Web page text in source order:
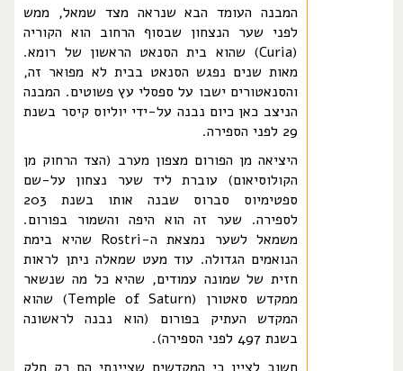
המבנה העומד הבא שנראה מצד שמאל, ממש
לפני שער הנצחון שבסוף הרחוב הוא הקוריה
(Curia) שהוא בית הסנאט הראשון של רומא.
מאות שנים נפגש הסנאט בבית לא מפואר זה,
והסנאטורים ישבו על ספסלי עץ פשוטים. המבנה
הניצב כאן כיום נבנה על-ידי יוליוס קיסר בשנת
29 לפני הספירה.
היציאה מן הפורום מצפון מערב (הצד הרחוק מן
הקולוסיאום) עוברת ליד שער נצחון על-שם
ספטימיוס סברוס שבנה אותו בשנת 203
לספירה. שער זה הוא היפה והשמור בפורום.
משמאל לשער נמצאת ה-Rostri שהיא בימת
הנואמים הגדולה. עוד מעט שמאלה ניתן לראות
חזית של שמונה עמודים, שהיא כל מה שנשאר
ממקדש סאטורן (Temple of Saturn) שהוא
המקדש העתיק בפורום (הוא נבנה לראשונה
בשנת 497 לפני הספירה).